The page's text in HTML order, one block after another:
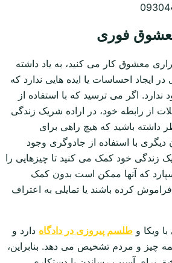
فوری
معشوق کار می کنید، به یاد داشته
ایجاد احساسات یا ایده هایی ندارد که
اگر می ترسید که با استفاده از
از رابطه خود، در اراده شریک زندگی
داشته باشید که هیچ راهی برای
با استفاده از جادوگری وجود
زندگی خود کمک می کنید تا چیزهایی را
که آنها ممکن است بدون کمک
کرده باشند یا تمایلی به اعتراف
ویکا و طلسم پیروزی در دادگاه دارد و
چیز و مردم تشخیص می دهد. بنابراین،